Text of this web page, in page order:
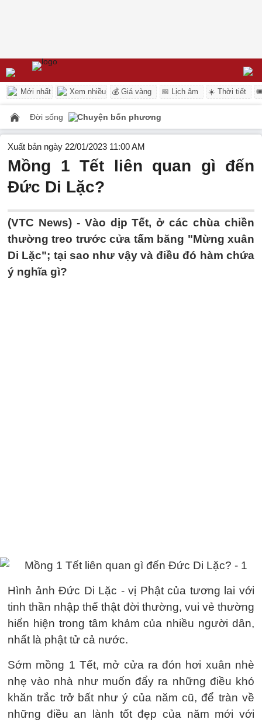
Mới nhất Xem nhiều 💰 Giá vàng 📅 Lịch âm ☀️ Thời tiết
Đời sống Chuyện bốn phương
Xuất bản ngày 22/01/2023 11:00 AM
Mồng 1 Tết liên quan gì đến
Đức Di Lặc?
(VTC News) - Vào dịp Tết, ở các chùa chiền
thường treo trước cửa tấm băng "Mừng xuân
Di Lặc"; tại sao như vậy và điều đó hàm chứa
ý nghĩa gì?
Hình ảnh Đức Di Lặc - vị Phật của tương lai với
tinh thần nhập thế thật đời thường, vui vẻ thường
hiển hiện trong tâm khảm của nhiều người dân,
nhất là phật tử cả nước.
Sớm mồng 1 Tết, mở cửa ra đón hơi xuân nhè
nhẹ vào nhà như muốn đẩy ra những điều khó
khăn trắc trở bất như ý của năm cũ, để tràn về
những điều an lành tốt đẹp của năm mới với